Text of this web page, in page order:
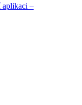
aplikaci –